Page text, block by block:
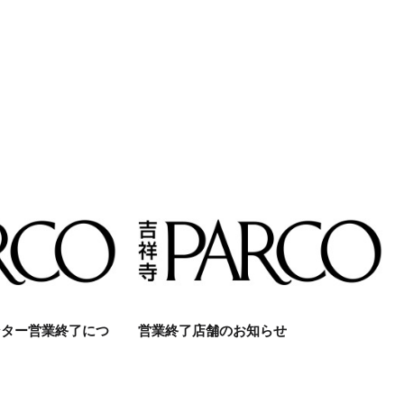
ー営業終了につ 営業終了店舗のお知らせ